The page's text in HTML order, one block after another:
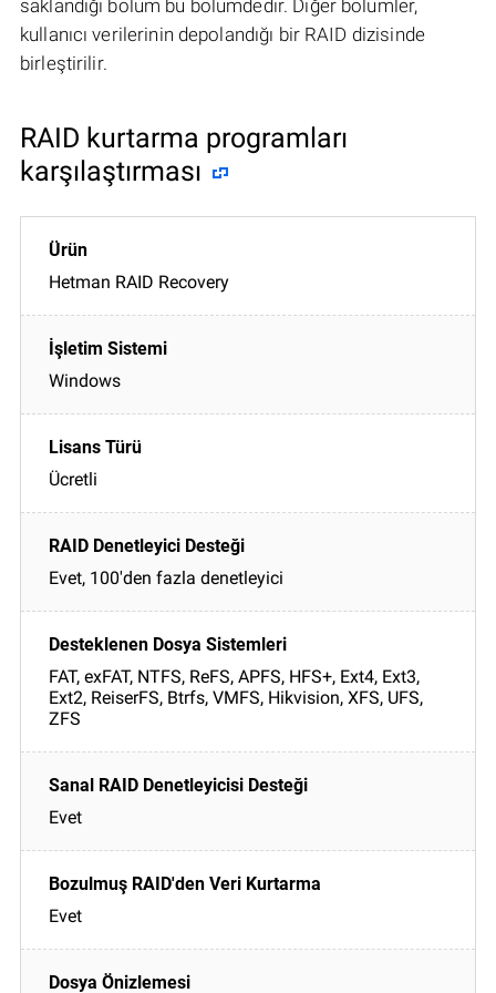
saklandığı bölüm bu bölümdedir. Diğer bölümler,
kullanıcı verilerinin depolandığı bir RAID dizisinde
birleştirilir.
RAID kurtarma programları
karşılaştırması
Hetman RAID Recovery
Windows
Ücretli
Evet, 100'den fazla denetleyici
FAT, exFAT, NTFS, ReFS, APFS, HFS+, Ext4, Ext3,
Ext2, ReiserFS, Btrfs, VMFS, Hikvision, XFS, UFS,
ZFS
Evet
Evet